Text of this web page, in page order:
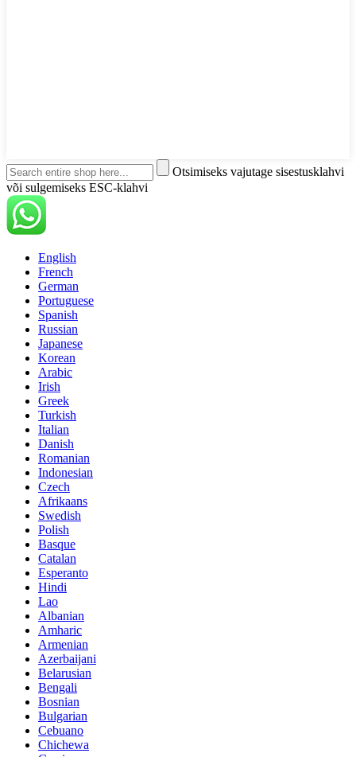
Otsimiseks vajutage sisestusklahvi
või sulgemiseks ESC-klahvi
English
French
German
Portuguese
Spanish
Russian
Japanese
Korean
Arabic
Irish
Greek
Turkish
Italian
Danish
Romanian
Indonesian
Czech
Afrikaans
Swedish
Polish
Basque
Catalan
Esperanto
Hindi
Lao
Albanian
Amharic
Armenian
Azerbaijani
Belarusian
Bengali
Bosnian
Bulgarian
Cebuano
Chichewa